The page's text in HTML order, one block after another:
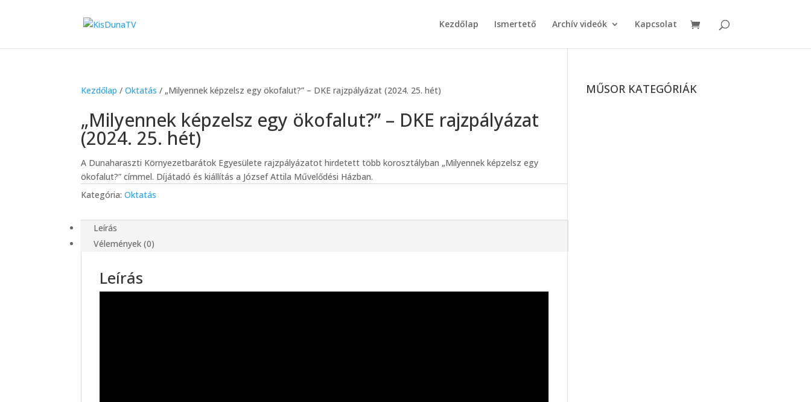
Kezdőlap Ismertető Archív videók Kapcsolat
Kezdőlap /Oktatás / „Milyennek képzelsz egy ökofalut?” – DKE rajzpályázat (2024. 25. hét)
„Milyennek képzelsz egy ökofalut?” – DKE rajzpályázat
(2024. 25. hét)
A Dunaharaszti Környezetbarátok Egyesülete rajzpályázatot hirdetett több korosztályban „Milyennek képzelsz egy
ökofalut?” címmel. Díjátadó és kiállítás a József Attila Művelődési Házban.
Kategória:Oktatás
Leírás
Vélemények (0)
Leírás
MŰSOR KATEGÓRIÁK